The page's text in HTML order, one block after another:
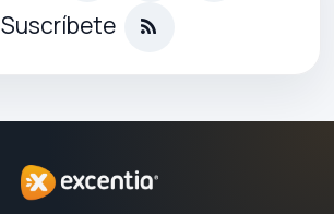
Suscríbete